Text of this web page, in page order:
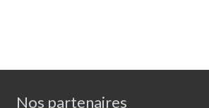
Nos partenaires